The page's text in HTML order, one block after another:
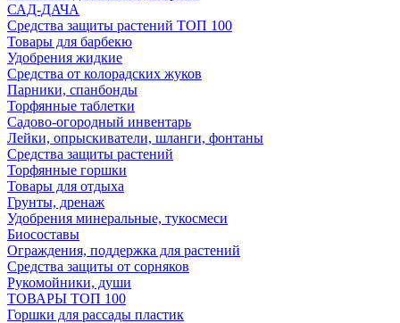
САД-ДАЧА
Средства защиты растений ТОП 100
Товары для барбекю
Удобрения жидкие
Средства от колорадских жуков
Парники, спанбонды
Торфянные таблетки
Садово-огородный инвентарь
Лейки, опрыскиватели, шланги, фонтаны
Средства защиты растений
Торфянные горшки
Товары для отдыха
Грунты, дренаж
Удобрения минеральные, тукосмеси
Биосоставы
Ограждения, поддержка для растений
Средства защиты от сорняков
Рукомойники, души
ТОВАРЫ ТОП 100
Горшки для рассады пластик